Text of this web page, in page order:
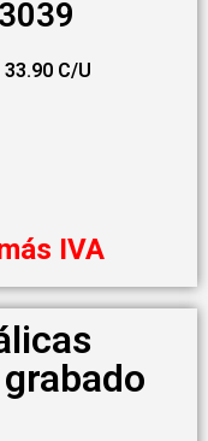
C/U
IVA